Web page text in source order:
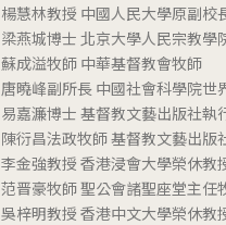
楊慧林教授 中國人民大學原副校
梁燕城博士 北京大學人民宗教
蘇成溢牧師 中華基督教會牧師
唐曉峰副所長 中國社會科學院世
易嘉濂博士 基督教文藝出版社執
陳衍昌法政牧師 基督教文藝出版
李金強教授 香港浸會大學榮休
范晋豪牧師 聖公會諸聖座堂主任
吳梓明教授 香港中文大學榮休教